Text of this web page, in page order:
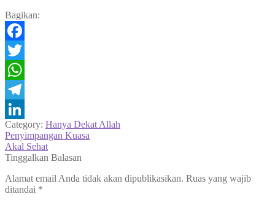
Bagikan:
Facebook
Twitter
WhatsApp
Telegram
LinkedIn
Category: Hanya Dekat Allah
Navigasi
pos
Previous
post:
Penyimpangan Kuasa
Next
post:
Akal Sehat
Tinggalkan Balasan
Alamat email Anda tidak akan dipublikasikan. Ruas yang wajib
ditandai *